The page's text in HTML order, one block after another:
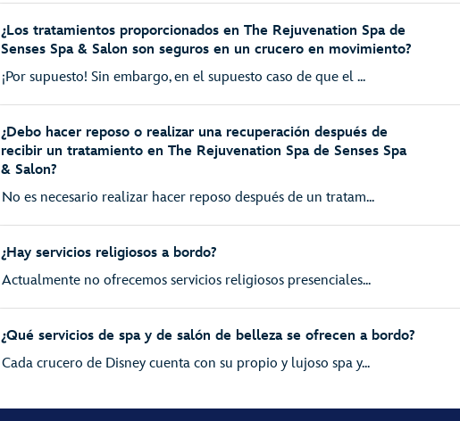
¿Los tratamientos proporcionados en The Rejuvenation Spa de
Senses Spa & Salon son seguros en un crucero en movimiento?
¡Por supuesto! Sin embargo, en el supuesto caso de que el ...
¿Debo hacer reposo o realizar una recuperación después de
recibir un tratamiento en The Rejuvenation Spa de Senses Spa
& Salon?
No es necesario realizar hacer reposo después de un tratam...
¿Hay servicios religiosos a bordo?
Actualmente no ofrecemos servicios religiosos presenciales...
¿Qué servicios de spa y de salón de belleza se ofrecen a bordo?
Cada crucero de Disney cuenta con su propio y lujoso spa y...